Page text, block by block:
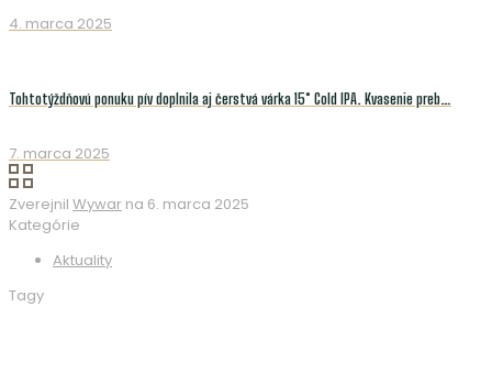
4. marca 2025
Tohtotýždňovú ponuku pív doplnila aj čerstvá várka 15° Cold IPA. Kvasenie preb…
7. marca 2025
Zverejnil Wywar na 6. marca 2025
Kategórie
Aktuality
Tagy